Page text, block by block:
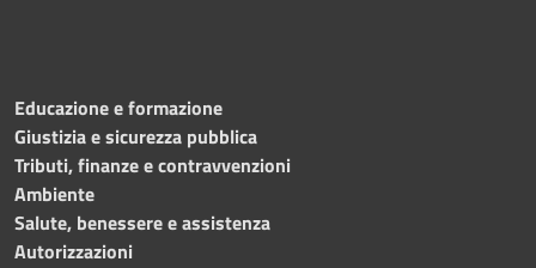
Educazione e formazione
Giustizia e sicurezza pubblica
Tributi, finanze e contravvenzioni
Ambiente
Salute, benessere e assistenza
Autorizzazioni